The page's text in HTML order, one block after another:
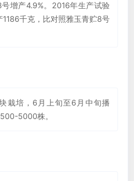
增产4.9%。2016年生产试验
千克，比对照雅玉青贮8号
栽培，6月上旬至6月中旬播
5000株。